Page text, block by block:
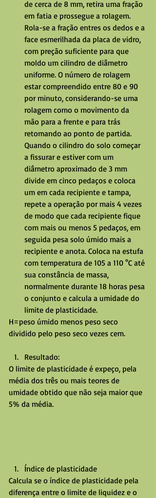
de cerca de 8 mm, retira uma fração
em fatia e prossegue a rolagem.
Rola-se a fração entres os dedos e a
face esmerilhada da placa de vidro,
com preção suficiente para que
moldo um cilindro de diâmetro
uniforme. O número de rolagem
estar compreendido entre 80 e 90
por minuto, considerando-se uma
rolagem como o movimento da
mão para a frente e para trás
retomando ao ponto de partida.
Quando o cilindro do solo começar
a fissurar e estiver com um
diâmetro aproximado de 3 mm
divide em cinco pedaços e coloca
um em cada recipiente e tampa,
repete a operação por mais 4 vezes
de modo que cada recipiente fique
com mais ou menos 5 pedaços, em
seguida pesa solo úmido mais a
recipiente e anota. Coloca na estufa
com temperatura de 105 a 110 °C até
sua constância de massa,
normalmente durante 18 horas pesa
o conjunto e calcula a umidade do
limite de plasticidade.
H=peso úmido menos peso seco
dividido pelo peso seco vezes cem.
Resultado:
O limite de plasticidade é expeço, pela
média dos três ou mais teores de
umidade obtido que não seja maior que
5% da média.
Índice de plasticidade
Calcula se o índice de plasticidade pela
diferença entre o limite de liquidez e o